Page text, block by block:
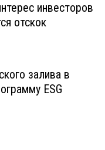
инвесторов
отскок
залива в
ESG